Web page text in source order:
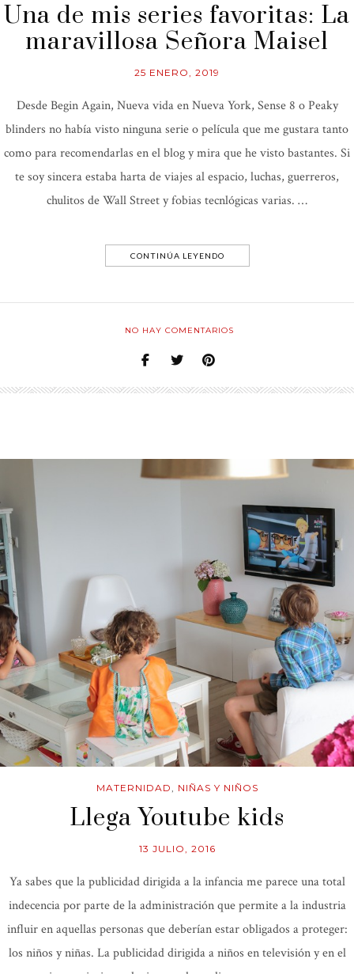
Una de mis series favoritas: La
maravillosa Señora Maisel
25 ENERO, 2019
Desde Begin Again, Nueva vida en Nueva York, Sense 8 o Peaky
blinders no había visto ninguna serie o película que me gustara tanto
como para recomendarlas en el blog y mira que he visto bastantes. Si
te soy sincera estaba harta de viajes al espacio, luchas, guerreros,
chulitos de Wall Street y fobias tecnlógicas varias. …
CONTINÚA LEYENDO
NO HAY COMENTARIOS
MATERNIDAD, NIÑAS Y NIÑOS
Llega Youtube kids
13 JULIO, 2016
Ya sabes que la publicidad dirigida a la infancia me parece una total
indecencia por parte de la administración que permite a la industria
influir en aquellas personas que deberían estar obligados a proteger:
los niños y niñas. La publicidad dirigida a niños en televisión y en el